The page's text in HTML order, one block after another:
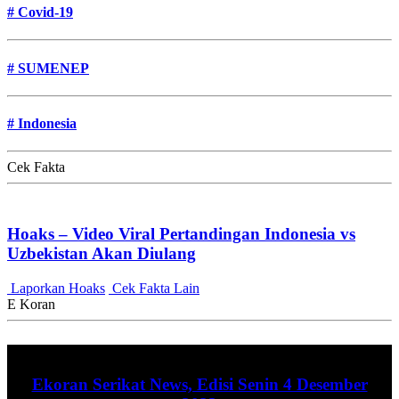
# Covid-19
# SUMENEP
# Indonesia
Cek Fakta
Hoaks – Video Viral Pertandingan Indonesia vs
Uzbekistan Akan Diulang
Laporkan Hoaks Cek Fakta Lain
E Koran
Ekoran Serikat News, Edisi Senin 4 Desember